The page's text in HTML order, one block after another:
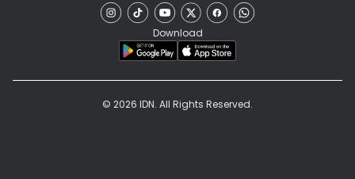
Download
© 2026 IDN. All Rights Reserved.